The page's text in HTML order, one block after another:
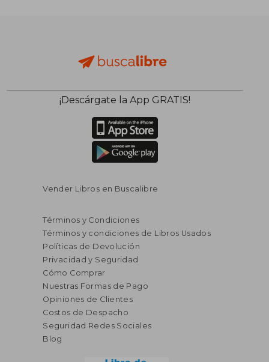
55%
dcto.
S/ 165,16
¡Descárgate la App GRATIS!
Vender Libros en Buscalibre
Términos y Condiciones
Términos y condiciones de Libros Usados
Políticas de Devolución
Privacidad y Seguridad
Cómo Comprar
Nuestras Formas de Pago
Opiniones de Clientes
Costos de Despacho
Seguridad Redes Sociales
Blog